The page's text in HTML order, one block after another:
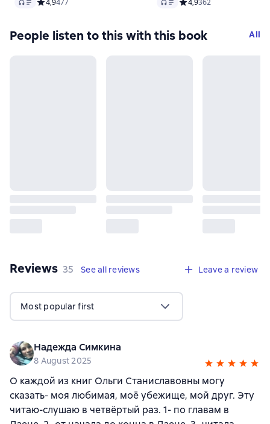
Средний рейтинг 4,9 на основе 477 оценок
4,9477 Средний рейтинг 4,9 на
4,9362
People listen to this with this book All
Reviews 35 reviews
35 See all reviews Leave a review
Most popular first
Надежда Симкина
8 August 2025
О каждой из книг Ольги Станиславовны могу
сказать- моя любимая, моë убежище, мой друг. Эту
читаю-слушаю в четвёртый раз. 1- по главам в